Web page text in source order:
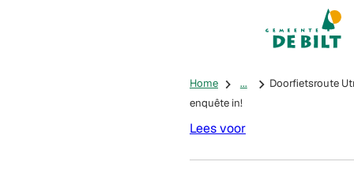
Mijn De Bilt
(Verwijst
Home ...
Doorfietsroute
enquête in!
Lees voor